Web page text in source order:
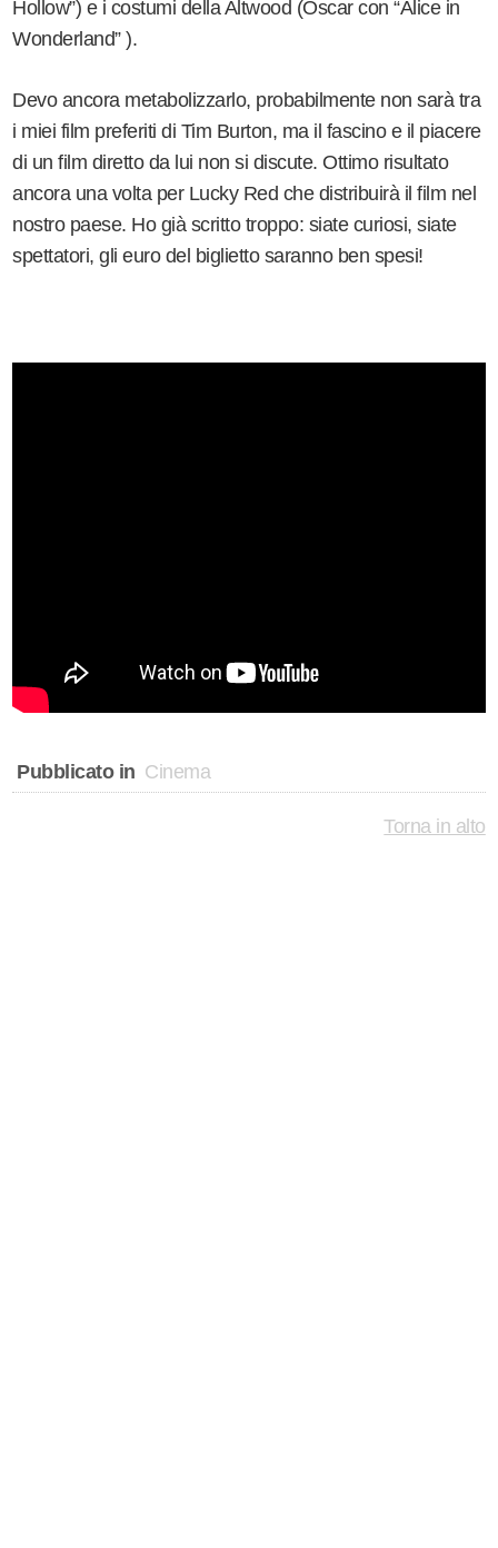
Hollow”) e i costumi della Altwood (Oscar con “Alice in
Wonderland” ).
Devo ancora metabolizzarlo, probabilmente non sarà tra
i miei film preferiti di Tim Burton, ma il fascino e il piacere
di un film diretto da lui non si discute. Ottimo risultato
ancora una volta per Lucky Red che distribuirà il film nel
nostro paese. Ho già scritto troppo: siate curiosi, siate
spettatori, gli euro del biglietto saranno ben spesi!
Pubblicato in Cinema
Torna in alto